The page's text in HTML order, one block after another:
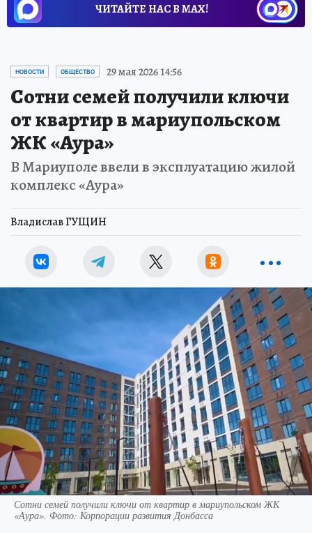
ЧИТАЙТЕ НАС В МАХ!
НОВОСТИ ОБЩЕСТВО 29 мая 2026 14:56
Сотни семей получили ключи
от квартир в мариупольском
ЖК «Аура»
В Мариуполе ввели в эксплуатацию жилой
комплекс «Аура»
Владислав ГУЩИН
Сотни семей получили ключи от квартир в мариупольском ЖК
«Аура». Фото: Корпорации развития Донбасса